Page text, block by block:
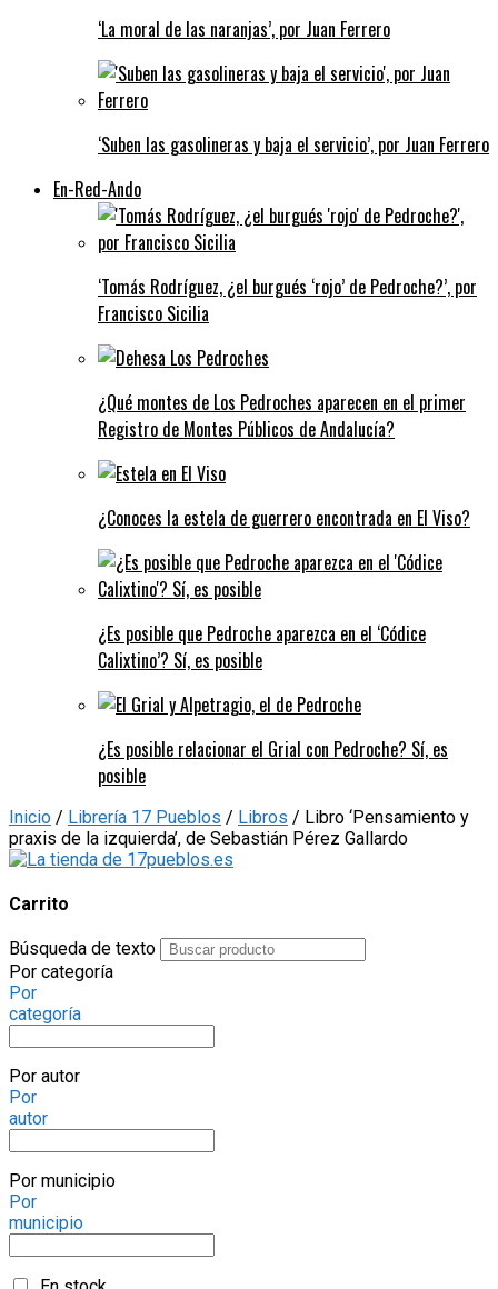
‘La moral de las naranjas’, por Juan Ferrero
‘Suben las gasolineras y baja el servicio’, por Juan Ferrero
En-Red-Ando
‘Tomás Rodríguez, ¿el burgués ‘rojo’ de Pedroche?’, por
Francisco Sicilia
¿Qué montes de Los Pedroches aparecen en el primer
Registro de Montes Públicos de Andalucía?
¿Conoces la estela de guerrero encontrada en El Viso?
¿Es posible que Pedroche aparezca en el ‘Códice
Calixtino’? Sí, es posible
¿Es posible relacionar el Grial con Pedroche? Sí, es
posible
Inicio / Librería 17 Pueblos / Libros / Libro ‘Pensamiento y
praxis de la izquierda’, de Sebastián Pérez Gallardo
Carrito
Búsqueda de texto
Por categoría
Por
categoría
Por autor
Por
autor
Por municipio
Por
municipio